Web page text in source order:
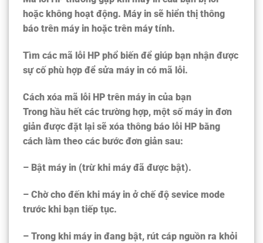
hoặc không hoạt động. Máy in sẽ hiển thị thông
báo trên máy in hoặc trên máy tính.
Tìm các mã lỗi HP phổ biến để giúp bạn nhận được
sự cố phù hợp để sửa máy in có mã lỗi.
Cách xóa mã lỗi HP trên máy in của bạn
Trong hầu hết các trường hợp, một số máy in đơn
giản được đặt lại sẽ xóa thông báo lỗi HP bằng
cách làm theo các bước đơn giản sau:
– Bật máy in (trừ khi máy đã được bật).
– Chờ cho đến khi máy in ở chế độ sevice mode
trước khi bạn tiếp tục.
– Trong khi máy in đang bật, rút ​​cáp nguồn ra khỏi